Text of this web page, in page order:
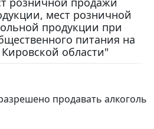
мест розничной
продукции при
питания на
области"
продавать алкоголь